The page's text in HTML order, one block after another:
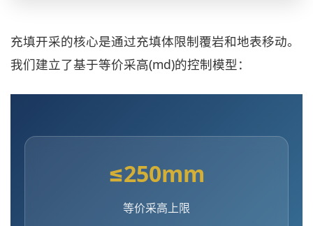
充填开采的核心是通过充填体限制覆岩和地表移动。
我们建立了基于等价采高(md)的控制模型：
≤250mm
等价采高上限